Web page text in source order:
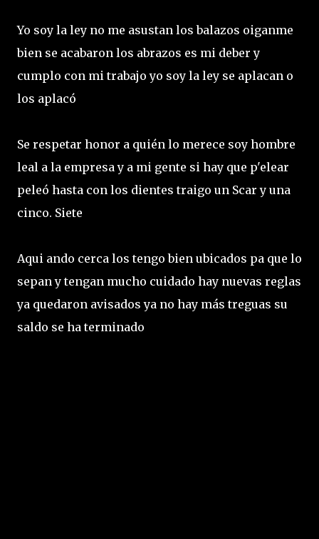
Yo soy la ley no me asustan los balazos oiganme
bien se acabaron los abrazos es mi deber y
cumplo con mi trabajo yo soy la ley se aplacan o
los aplacó
Se respetar honor a quién lo merece soy hombre
leal a la empresa y a mi gente si hay que p'elear
peleó hasta con los dientes traigo un Scar y una
cinco. Siete
Aqui ando cerca los tengo bien ubicados pa que lo
sepan y tengan mucho cuidado hay nuevas reglas
ya quedaron avisados ya no hay más treguas su
saldo se ha terminado